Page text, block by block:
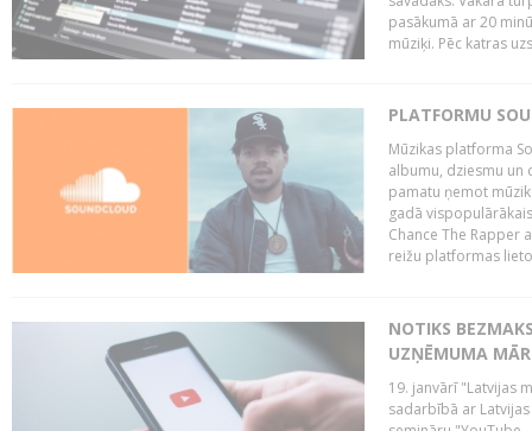
pasākumā ar 20
mūziķi. Pēc katras
PLATFORMU
Mūzikas platforma
albumu, dziesmu un
pamatu ņemot
gadā
Chance The Rapper
reižu platformas
NOTIKS
UZŅĒMUMA
19. janvārī "Latvijas
sadarbībā ar